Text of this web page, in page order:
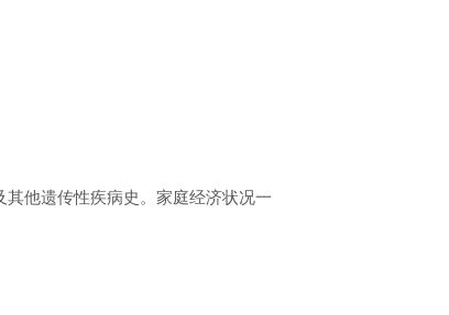
他遗传性疾病史。 家庭经济状况一